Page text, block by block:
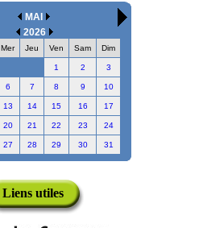
MAI
2026
Mer Jeu Ven Sam Dim
1 2 3
6 7 8 9 10
13 14 15 16 17
20 21 22 23 24
27 28 29 30 31
Liens utiles